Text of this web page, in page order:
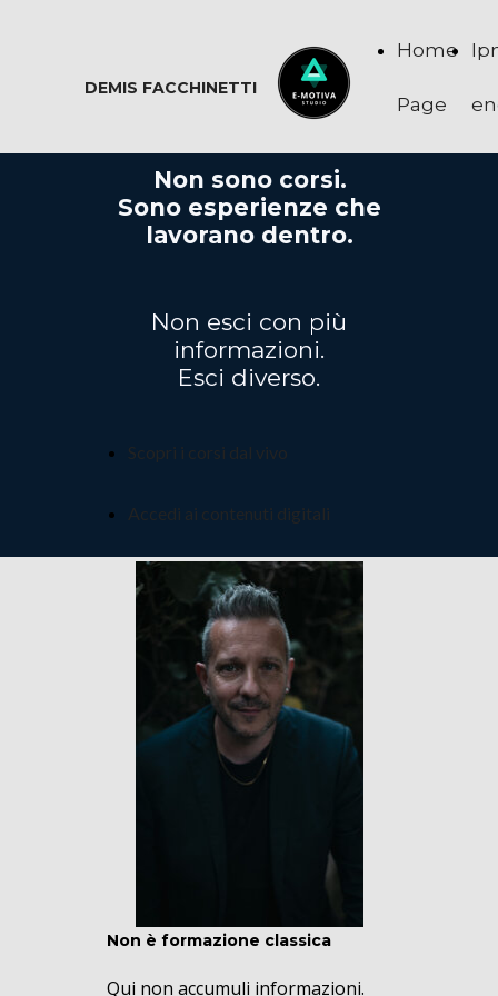
DEMIS FACCHINETTI
Home
Page
Non sono corsi.
Sono esperienze che
lavorano dentro.
Non esci con più
informazioni.
Esci diverso.
Scopri i corsi dal vivo
Accedi ai contenuti digitali
Non è formazione classica
Qui non accumuli informazioni.